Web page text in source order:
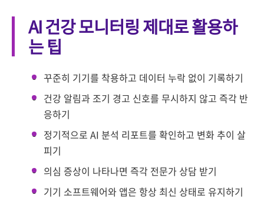
AI 건강 모니터링 제대로 활용하
는 팁
꾸준히 기기를 착용하고 데이터 누락 없이 기록하기
건강 알림과 조기 경고 신호를 무시하지 않고 즉각 반
응하기
정기적으로 AI 분석 리포트를 확인하고 변화 추이 살
피기
의심 증상이 나타나면 즉각 전문가 상담 받기
기기 소프트웨어와 앱은 항상 최신 상태로 유지하기